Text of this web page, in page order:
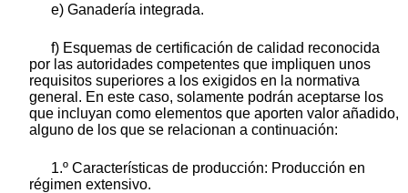
e) Ganadería integrada.
f) Esquemas de certificación de calidad reconocida
por las autoridades competentes que impliquen unos
requisitos superiores a los exigidos en la normativa
general. En este caso, solamente podrán aceptarse los
que incluyan como elementos que aporten valor añadido,
alguno de los que se relacionan a continuación:
1.º Características de producción: Producción en
régimen extensivo.